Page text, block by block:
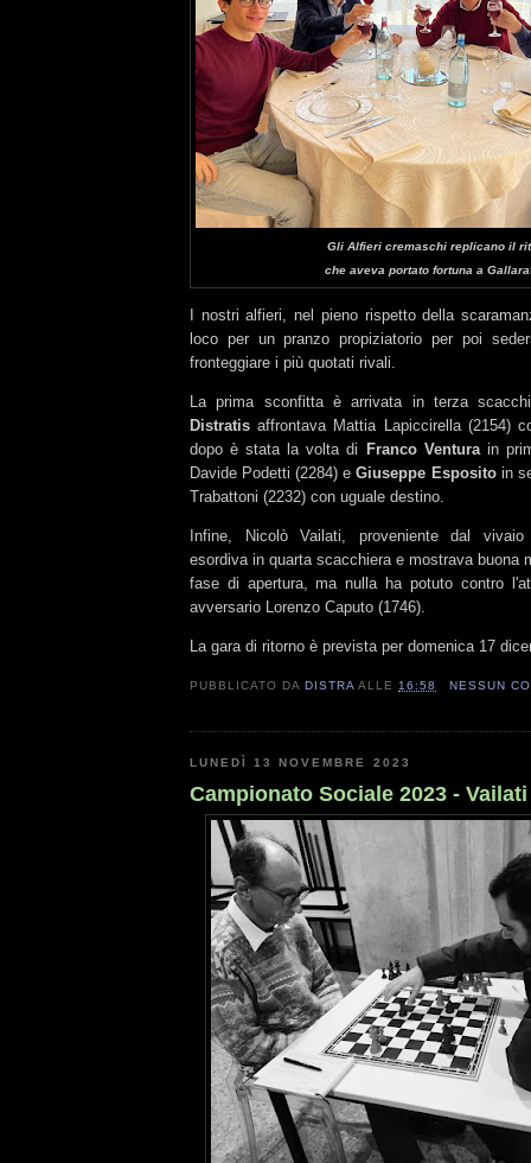
Gli Alfieri cremaschi replicano il
che aveva portato fortuna a
I nostri alfieri, nel pieno rispetto della
loco per un pranzo propiziatorio per poi
fronteggiare i più quotati rivali.
La prima sconfitta è arrivata in terza
Distratis affrontava Mattia Lapiccirella (2154)
dopo è stata la volta di Franco Venturain
Davide Podetti (2284) eGiuseppe Espositoin
Trabattoni (2232) con uguale destino.
Infine, Nicolò Vailati, proveniente dal
esordiva in quarta scacchiera e mostrava buona
fase di apertura, ma nulla ha potuto contro
avversario Lorenzo Caputo (1746).
La gara di ritorno è prevista per domenica 17
PUBBLICATO DADISTRA ALLE 16:58 NESSUN
LUNEDÌ 13 NOVEMBRE 2023
Campionato Sociale 2023 -